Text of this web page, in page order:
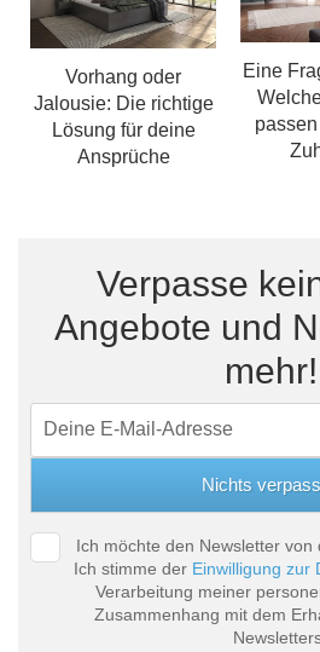
Vorhang oder
Jalousie: Die richtige
Lösung für deine
Ansprüche
Eine
Verpasse
Angebote und
mehr!
Ich möchte den Newsletter von
Ich stimme der Einwilligung zur
Verarbeitung meiner
Zusammenhang mit dem